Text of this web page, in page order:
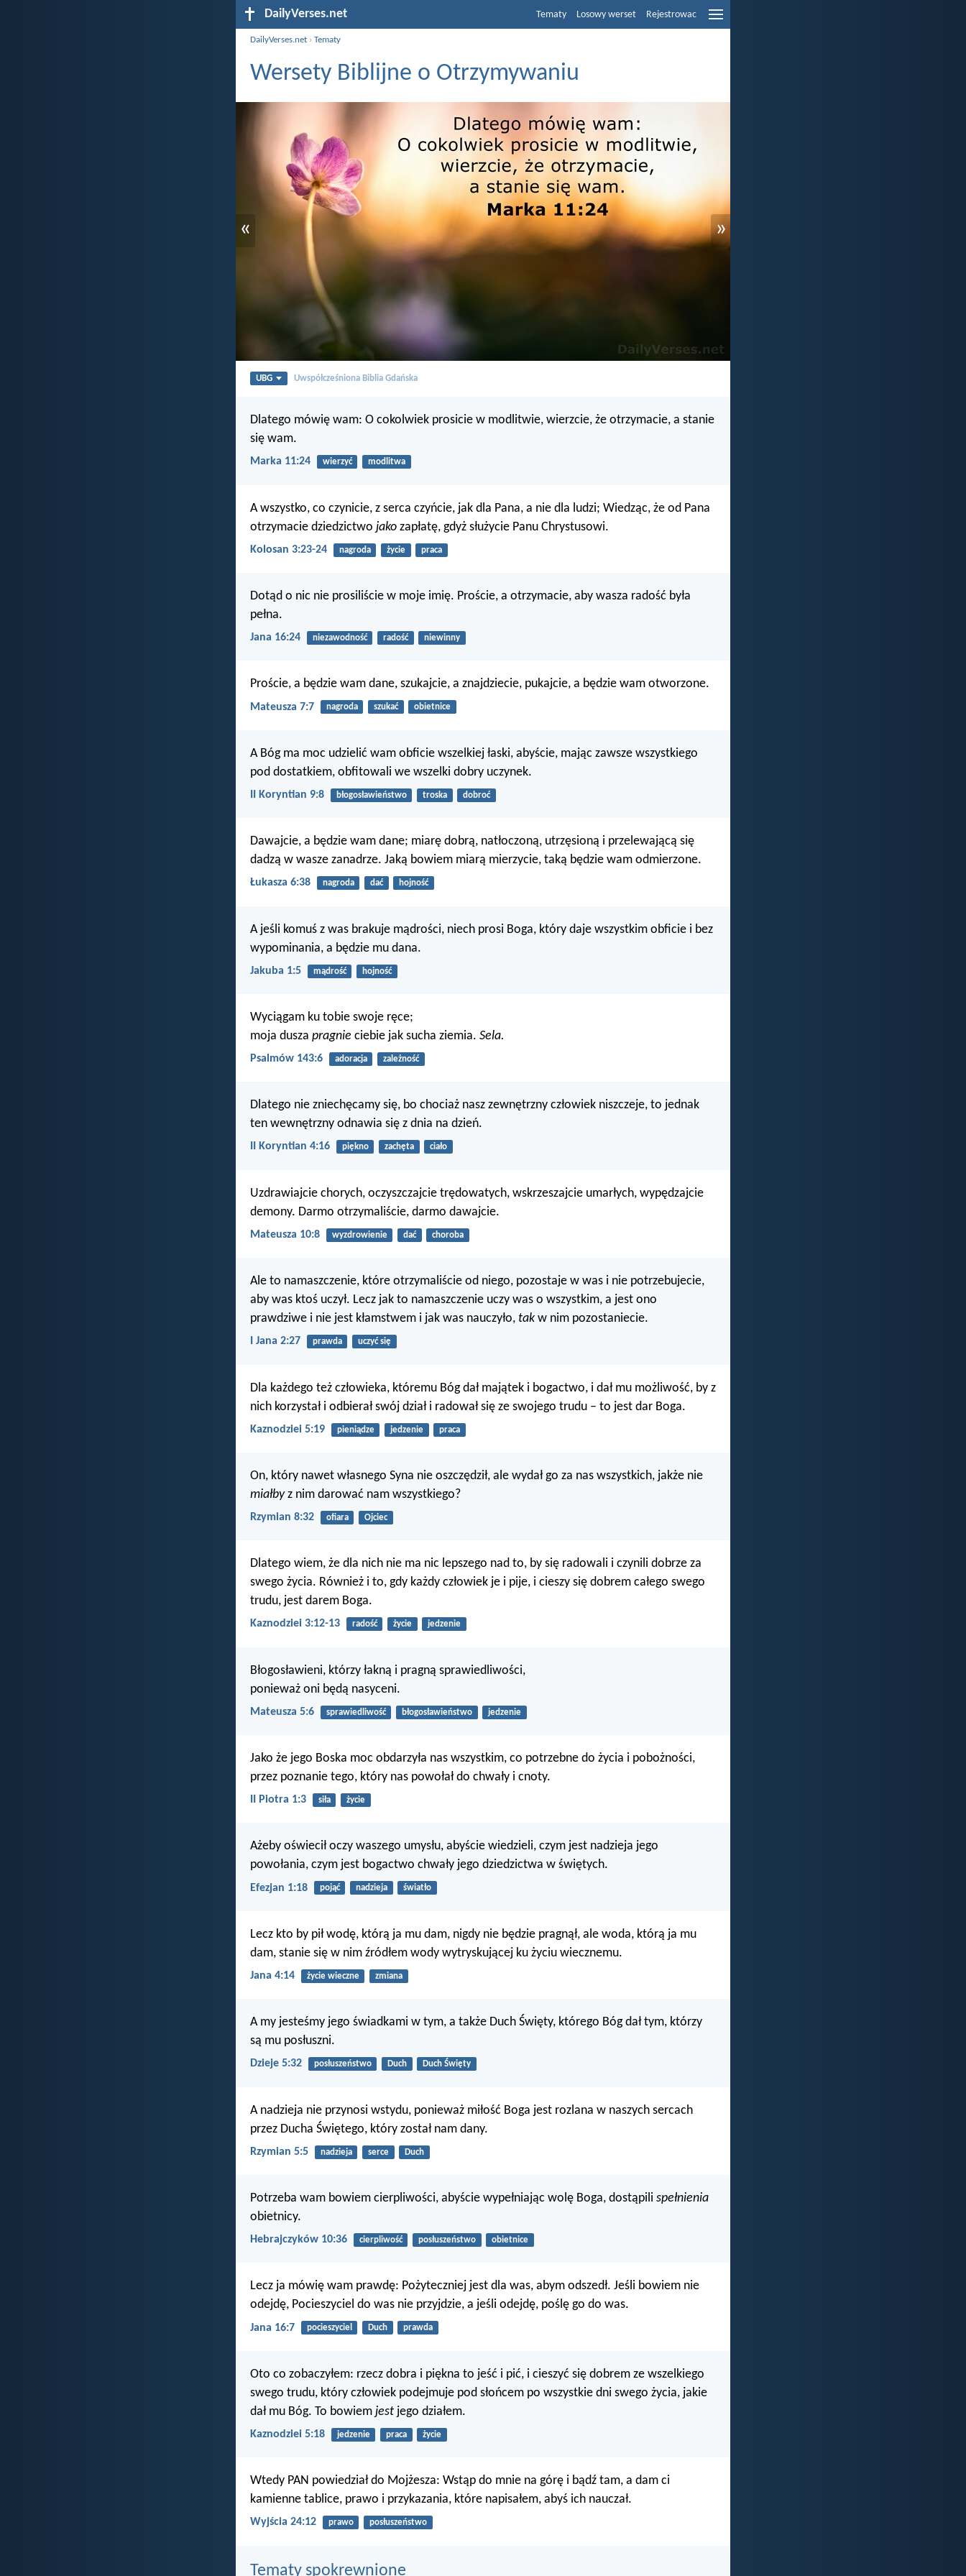
DailyVerses.net Tematy Losowy werset Rejestrowac
DailyVerses.net ›Tematy
Wersety Biblijne o Otrzymywaniu
« »
UBG Uwspółcześniona Biblia Gdańska
Dlatego mówię wam: O cokolwiek prosicie w modlitwie, wierzcie, że otrzymacie, a stanie
się wam.
Marka 11:24 wierzyć modlitwa
A wszystko, co czynicie, z serca czyńcie, jak dla Pana, a nie dla ludzi; Wiedząc, że od Pana
otrzymacie dziedzictwo jako zapłatę, gdyż służycie Panu Chrystusowi.
Kolosan 3:23-24 nagroda życie praca
Dotąd o nic nie prosiliście w moje imię. Proście, a otrzymacie, aby wasza radość była
pełna.
Jana 16:24 niezawodność radość niewinny
Proście, a będzie wam dane, szukajcie, a znajdziecie, pukajcie, a będzie wam otworzone.
Mateusza 7:7 nagroda szukać obietnice
A Bóg ma moc udzielić wam obficie wszelkiej łaski, abyście, mając zawsze wszystkiego
pod dostatkiem, obfitowali we wszelki dobry uczynek.
II Koryntian 9:8 błogosławieństwo troska dobroć
Dawajcie, a będzie wam dane; miarę dobrą, natłoczoną, utrzęsioną i przelewającą się
dadzą w wasze zanadrze. Jaką bowiem miarą mierzycie, taką będzie wam odmierzone.
Łukasza 6:38 nagroda dać hojność
A jeśli komuś z was brakuje mądrości, niech prosi Boga, który daje wszystkim obficie i bez
wypominania, a będzie mu dana.
Jakuba 1:5 mądrość hojność
Wyciągam ku tobie swoje ręce;
moja dusza pragnie ciebie jak sucha ziemia. Sela.
Psalmów 143:6 adoracja zależność
Dlatego nie zniechęcamy się, bo chociaż nasz zewnętrzny człowiek niszczeje, to jednak
ten wewnętrzny odnawia się z dnia na dzień.
II Koryntian 4:16 piękno zachęta ciało
Uzdrawiajcie chorych, oczyszczajcie trędowatych, wskrzeszajcie umarłych, wypędzajcie
demony. Darmo otrzymaliście, darmo dawajcie.
Mateusza 10:8 wyzdrowienie dać choroba
Ale to namaszczenie, które otrzymaliście od niego, pozostaje w was i nie potrzebujecie,
aby was ktoś uczył. Lecz jak to namaszczenie uczy was o wszystkim, a jest ono
prawdziwe i nie jest kłamstwem i jak was nauczyło, tak w nim pozostaniecie.
I Jana 2:27 prawda uczyć się
Dla każdego też człowieka, któremu Bóg dał majątek i bogactwo, i dał mu możliwość, by z
nich korzystał i odbierał swój dział i radował się ze swojego trudu – to jest dar Boga.
Kaznodziei 5:19 pieniądze jedzenie praca
On, który nawet własnego Syna nie oszczędził, ale wydał go za nas wszystkich, jakże nie
miałbyz nim darować nam wszystkiego?
Rzymian 8:32 ofiara Ojciec
Dlatego wiem, że dla nich nie ma nic lepszego nad to, by się radowali i czynili dobrze za
swego życia. Również i to, gdy każdy człowiek je i pije, i cieszy się dobrem całego swego
trudu, jest darem Boga.
Kaznodziei 3:12-13 radość życie jedzenie
Błogosławieni, którzy łakną i pragną sprawiedliwości,
ponieważ oni będą nasyceni.
Mateusza 5:6 sprawiedliwość błogosławieństwo jedzenie
Jako że jego Boska moc obdarzyła nas wszystkim, co potrzebne do życia i pobożności,
przez poznanie tego, który nas powołał do chwały i cnoty.
II Piotra 1:3 siła życie
Ażeby oświecił oczy waszego umysłu, abyście wiedzieli, czym jest nadzieja jego
powołania, czym jest bogactwo chwały jego dziedzictwa w świętych.
Efezjan 1:18 pojąć nadzieja światło
Lecz kto by pił wodę, którą ja mu dam, nigdy nie będzie pragnął, ale woda, którą ja mu
dam, stanie się w nim źródłem wody wytryskującej ku życiu wiecznemu.
Jana 4:14 życie wieczne zmiana
A my jesteśmy jego świadkami w tym, a także Duch Święty, którego Bóg dał tym, którzy
są mu posłuszni.
Dzieje 5:32 posłuszeństwo Duch Duch Święty
A nadzieja nie przynosi wstydu, ponieważ miłość Boga jest rozlana w naszych sercach
przez Ducha Świętego, który został nam dany.
Rzymian 5:5 nadzieja serce Duch
Potrzeba wam bowiem cierpliwości, abyście wypełniając wolę Boga, dostąpili spełnienia
obietnicy.
Hebrajczyków 10:36 cierpliwość posłuszeństwo obietnice
Lecz ja mówię wam prawdę: Pożyteczniej jest dla was, abym odszedł. Jeśli bowiem nie
odejdę, Pocieszyciel do was nie przyjdzie, a jeśli odejdę, poślę go do was.
Jana 16:7 pocieszyciel Duch prawda
Oto co zobaczyłem: rzecz dobra i piękna to jeść i pić, i cieszyć się dobrem ze wszelkiego
swego trudu, który człowiek podejmuje pod słońcem po wszystkie dni swego życia, jakie
dał mu Bóg. To bowiem jest jego działem.
Kaznodziei 5:18 jedzenie praca życie
Wtedy PAN powiedział do Mojżesza: Wstąp do mnie na górę i bądź tam, a dam ci
kamienne tablice, prawo i przykazania, które napisałem, abyś ich nauczał.
Wyjścia 24:12 prawo posłuszeństwo
Tematy spokrewnione